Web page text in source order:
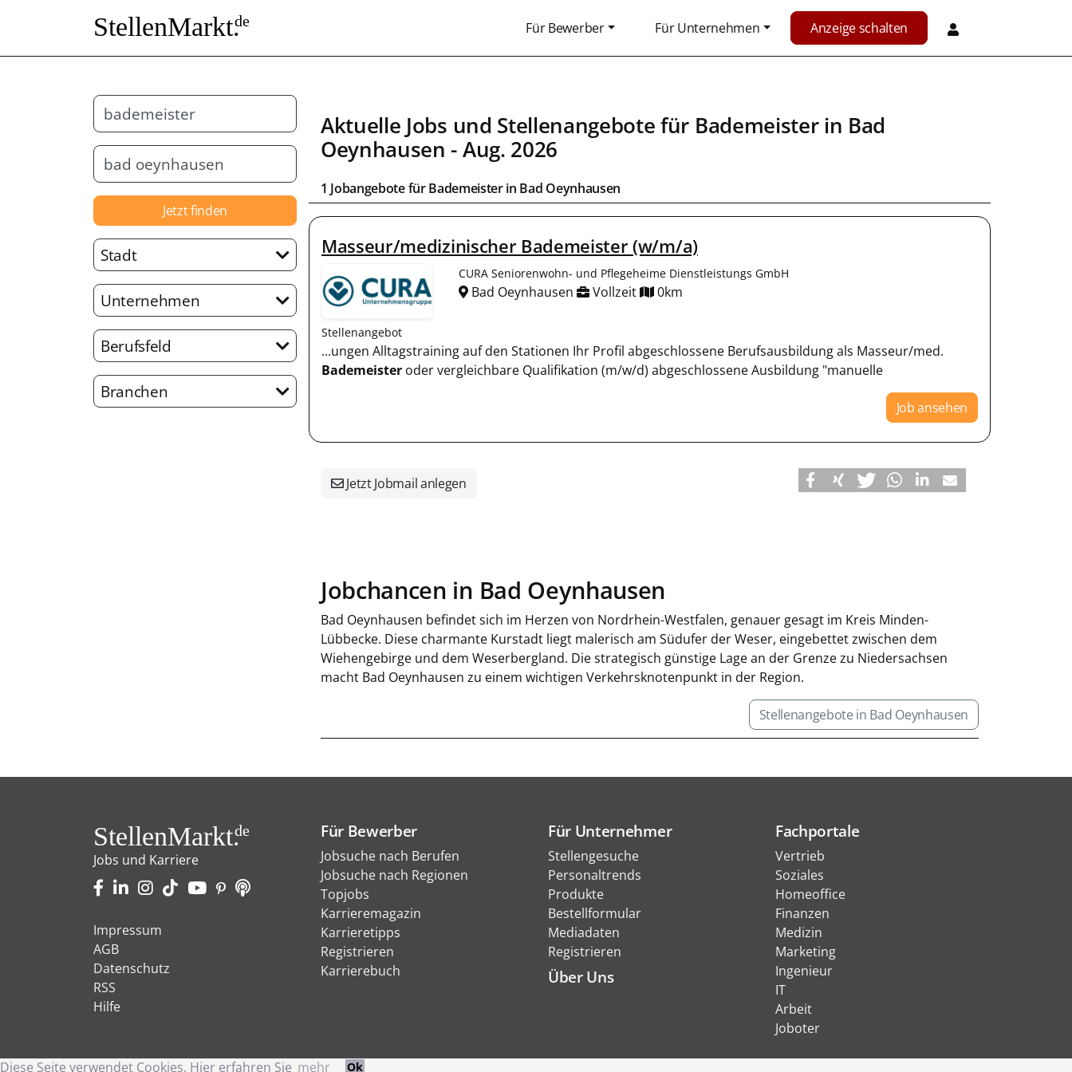
Diese Seite verwendet Cookies. Hier erfahren Sie mehr Ok
StellenMarkt.de Für Bewerber Für Unternehmen Anzeige schalten
Jetzt finden
Stadt
Unternehmen
Berufsfeld
Branchen
Aktuelle Jobs und Stellenangebote für Bademeisterin Bad
Oeynhausen - Aug. 2026
1 Jobangebote fürBademeisterin Bad Oeynhausen
Masseur/medizinischer Bademeister (w/m/a)
CURA Seniorenwohn- und Pflegeheime Dienstleistungs GmbH
Bad Oeynhausen Vollzeit 0km
Stellenangebot
...ungen Alltagstraining auf den Stationen Ihr Profil abgeschlossene Berufsausbildung als Masseur/med.
Bademeister oder vergleichbare Qualifikation (m/w/d) abgeschlossene Ausbildung "manuelle
Job ansehen
Jetzt Jobmail anlegen
Jobchancen in Bad Oeynhausen
Bad Oeynhausen befindet sich im Herzen von Nordrhein-Westfalen, genauer gesagt im Kreis Minden-
Lübbecke. Diese charmante Kurstadt liegt malerisch am Südufer der Weser, eingebettet zwischen dem
Wiehengebirge und dem Weserbergland. Die strategisch günstige Lage an der Grenze zu Niedersachsen
macht Bad Oeynhausen zu einem wichtigen Verkehrsknotenpunkt in der Region.
Stellenangebote in Bad Oeynhausen
StellenMarkt.de
Jobs und Karriere
Impressum
AGB
Datenschutz
RSS
Hilfe
Für Bewerber
Jobsuche nach Berufen
Jobsuche nach Regionen
Topjobs
Karrieremagazin
Karrieretipps
Registrieren
Karrierebuch
Für Unternehmer
Stellengesuche
Personaltrends
Produkte
Bestellformular
Mediadaten
Registrieren
Über Uns
Fachportale
Vertrieb
Soziales
Homeoffice
Finanzen
Medizin
Marketing
Ingenieur
IT
Arbeit
Joboter